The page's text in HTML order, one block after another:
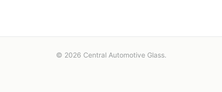
© 2026 Central Automotive Glass.